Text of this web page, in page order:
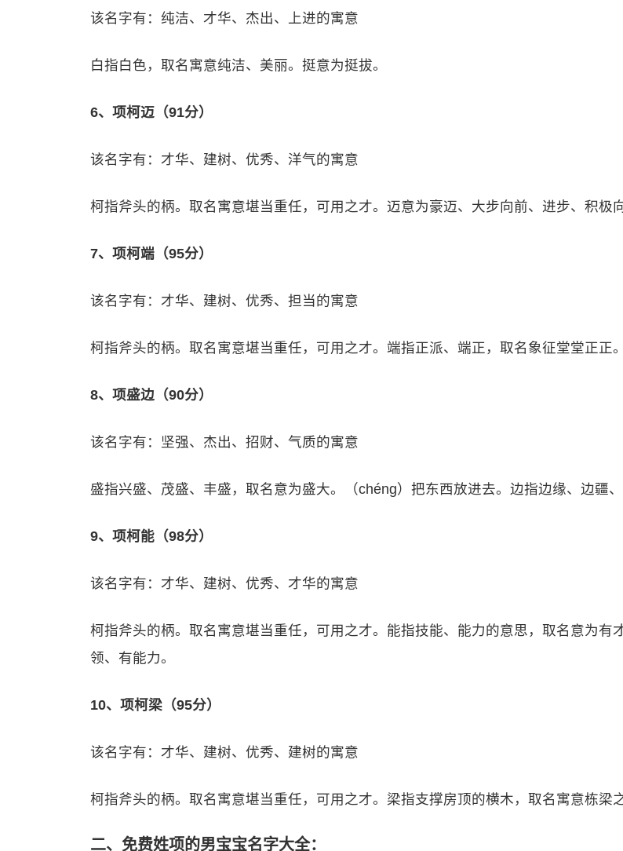
该名字有：纯洁、才华、杰出、上进的寓意
白指白色，取名寓意纯洁、美丽。挺意为挺拔。
6、项柯迈（91分）
该名字有：才华、建树、优秀、洋气的寓意
柯指斧头的柄。取名寓意堪当重任，可用之才。迈意为豪迈、大步向前、进步、积极向
7、项柯端（95分）
该名字有：才华、建树、优秀、担当的寓意
柯指斧头的柄。取名寓意堪当重任，可用之才。端指正派、端正，取名象征堂堂正正。
8、项盛边（90分）
该名字有：坚强、杰出、招财、气质的寓意
盛指兴盛、茂盛、丰盛，取名意为盛大。（chéng）把东西放进去。边指边缘、边疆、
9、项柯能（98分）
该名字有：才华、建树、优秀、才华的寓意
柯指斧头的柄。取名寓意堪当重任，可用之才。能指技能、能力的意思，取名意为有
领、有能力。
10、项柯梁（95分）
该名字有：才华、建树、优秀、建树的寓意
柯指斧头的柄。取名寓意堪当重任，可用之才。梁指支撑房顶的横木，取名寓意栋梁之
二、免费姓项的男宝宝名字大全：